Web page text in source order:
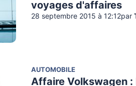
voyages d'affaires
28 septembre 2015 à 12:12par
AUTOMOBILE
Affaire Volkswagen